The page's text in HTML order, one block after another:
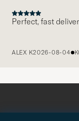
Perfect, fast
ALEX K2026-08-04